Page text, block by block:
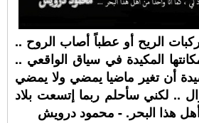
الريح أو عطباً أصاب الروح ..
المكيدة في سياق الواقعي ..
أن تغير ماضيا يمضي ولا يمضي
.. لكني سأحلم ربما إتسعت بلاد
هذا البحر. - محمود درويش